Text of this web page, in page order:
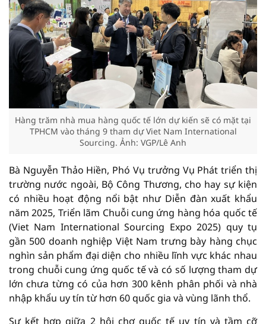
Hàng trăm nhà mua hàng quốc tế lớn dự kiến sẽ có mặt tại
TPHCM vào tháng 9 tham dự Viet Nam International
Sourcing. Ảnh: VGP/Lê Anh
Bà Nguyễn Thảo Hiền, Phó Vụ trưởng Vụ Phát triển thị
trường nước ngoài, Bộ Công Thương, cho hay sự kiện
có nhiều hoạt động nổi bật như Diễn đàn xuất khẩu
năm 2025, Triển lãm Chuỗi cung ứng hàng hóa quốc tế
(Viet Nam International Sourcing Expo 2025) quy tụ
gần 500 doanh nghiệp Việt Nam trưng bày hàng chục
nghìn sản phẩm đại diện cho nhiều lĩnh vực khác nhau
trong chuỗi cung ứng quốc tế và có số lượng tham dự
lớn chưa từng có của hơn 300 kênh phân phối và nhà
nhập khẩu uy tín từ hơn 60 quốc gia và vùng lãnh thổ.
Sự kết hợp giữa 2 hội chợ quốc tế uy tín và tầm cỡ